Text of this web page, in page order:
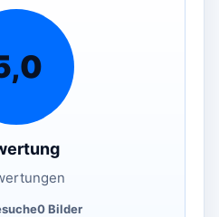
0 Bilder